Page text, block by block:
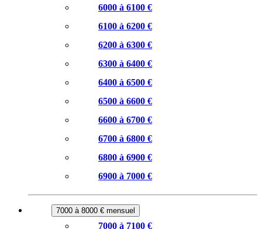
6000 à 6100 €
6100 à 6200 €
6200 à 6300 €
6300 à 6400 €
6400 à 6500 €
6500 à 6600 €
6600 à 6700 €
6700 à 6800 €
6800 à 6900 €
6900 à 7000 €
7000 à 8000 € mensuel
7000 à 7100 €